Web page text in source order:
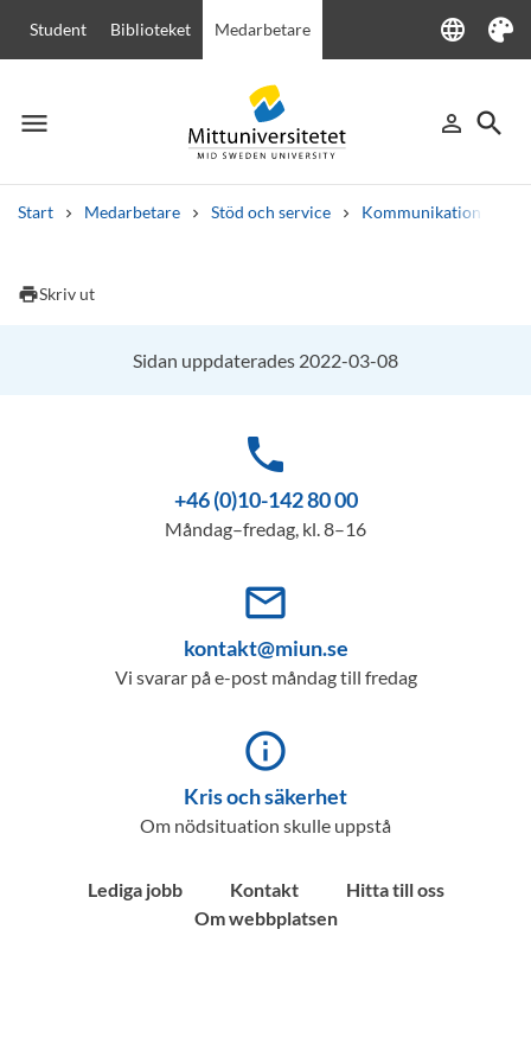
Student Biblioteket Medarbetare language
Language
Tema
menu
Meny person_outline
Logga in
search
Sök
Start Medarbetare Stöd och service Kommunikation
Andra söktjänster
printSkriv ut
Sidan uppdaterades 2022-03-08
phone
+46 (0)10-142 80 00
Måndag–fredag, kl. 8–16
mail_outline
kontakt@miun.se
Vi svarar på e-post måndag till fredag
info_outline
Kris och säkerhet
Om nödsituation skulle uppstå
Lediga jobb Kontakt
Hitta till oss
Om webbplatsen